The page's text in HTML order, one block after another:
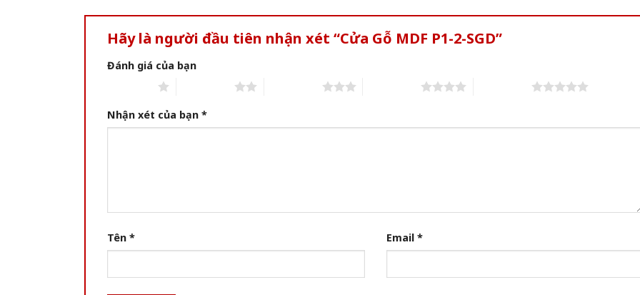
Hãy là người đầu tiên nhận xét “Cửa Gỗ MDF P1-2-SGD”
Đánh giá của bạn
Nhận xét của bạn *
Tên * Email *